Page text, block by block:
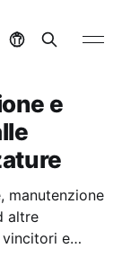
e
manutenzione
altre
e